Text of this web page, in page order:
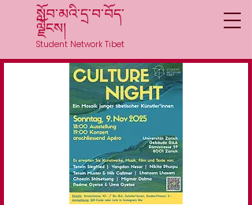
སློབ་མའི་དྲ་བ་བོད་
ལྗོངས།
Student Network Tibet